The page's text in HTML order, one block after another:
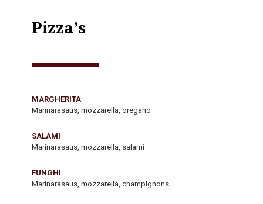
Pizza’s
MARGHERITA
Marinarasaus, mozzarella, oregano
SALAMI
Marinarasaus, mozzarella, salami
FUNGHI
Marinarasaus, mozzarella, champignons